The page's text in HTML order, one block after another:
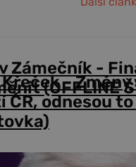
-
ČR, odnesou
Zámečník -
(OFFLINE